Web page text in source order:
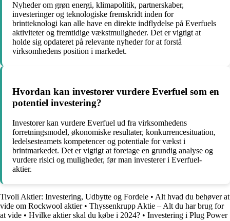
Nyheder om grøn energi, klimapolitik, partnerskaber,
investeringer og teknologiske fremskridt inden for
brintteknologi kan alle have en direkte indflydelse på Everfuels
aktiviteter og fremtidige vækstmuligheder. Det er vigtigt at
holde sig opdateret på relevante nyheder for at forstå
virksomhedens position i markedet.
Hvordan kan investorer vurdere Everfuel som en
potentiel investering?
Investorer kan vurdere Everfuel ud fra virksomhedens
forretningsmodel, økonomiske resultater, konkurrencesituation,
ledelsesteamets kompetencer og potentiale for vækst i
brintmarkedet. Det er vigtigt at foretage en grundig analyse og
vurdere risici og muligheder, før man investerer i Everfuel-
aktier.
Tivoli Aktier: Investering, Udbytte og Fordele • Alt hvad du behøver at
vide om Rockwool aktier• Thyssenkrupp Aktie – Alt du har brug for
at vide • Hvilke aktier skal du købe i 2024? • Investering i Plug Power